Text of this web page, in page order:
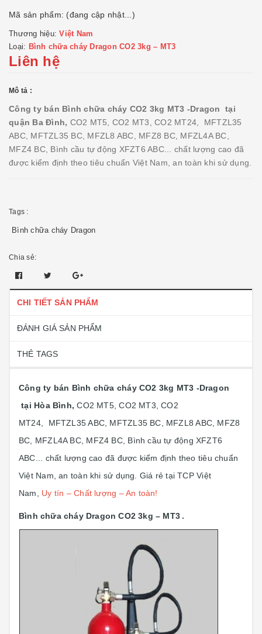
Mã sản phẩm: (đang cập nhật...)
Thương hiệu:Việt Nam
Loại: Bình chữa cháy Dragon CO2 3kg – MT3
Liên hệ
Mô tả :
Công ty bán Bình chữa cháy CO2 3kg MT3 -Dragon tại
quận Ba Đình, CO2 MT5, CO2 MT3, CO2 MT24, MFTZL35
ABC, MFTZL35 BC, MFZL8 ABC, MFZ8 BC, MFZL4A BC,
MFZ4 BC, Bình cầu tự động XFZT6 ABC... chất lượng cao đã
được kiểm định theo tiêu chuẩn Việt Nam, an toàn khi sử dụng.
Tags :
Bình chữa cháy Dragon
Chia sẻ:
CHI TIẾT SẢN PHẨM
ĐÁNH GIÁ SẢN PHẨM
THẺ TAGS
Công ty bán Bình chữa cháy CO2 3kg MT3 -Dragon
tại Hòa Bình,CO2 MT5, CO2 MT3, CO2
MT24, MFTZL35 ABC, MFTZL35 BC, MFZL8 ABC, MFZ8
BC, MFZL4A BC, MFZ4 BC, Bình cầu tự động XFZT6
ABC... chất lượng cao đã được kiểm định theo tiêu chuẩn
Việt Nam, an toàn khi sử dụng. Giá rẻ tại TCP Việt
Nam, Uy tín – Chất lượng – An toàn!
Bình chữa cháy Dragon CO2 3kg – MT3 .